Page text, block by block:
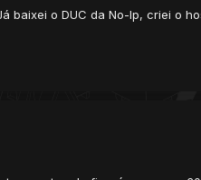
baixei o DUC da No-Ip, criei o